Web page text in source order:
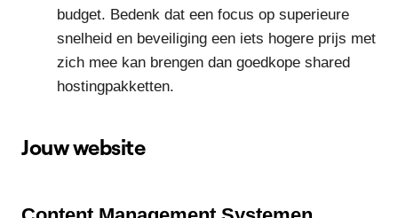
budget. Bedenk dat een focus op superieure
snelheid en beveiliging een iets hogere prijs met
zich mee kan brengen dan goedkope shared
hostingpakketten.
Jouw website